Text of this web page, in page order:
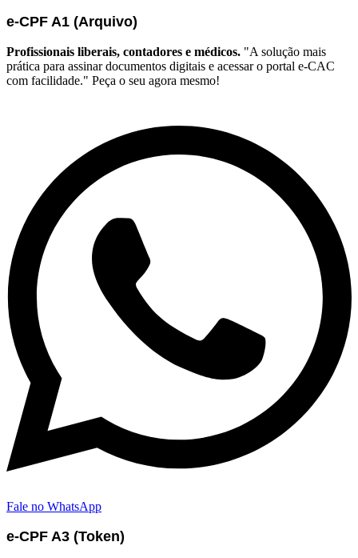
e-CPF A1 (Arquivo)
Profissionais liberais, contadores e médicos. "A solução mais
prática para assinar documentos digitais e acessar o portal e-CAC
com facilidade." Peça o seu agora mesmo!
Fale no WhatsApp
e-CPF A3 (Token)